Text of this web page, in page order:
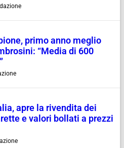
primo anno meglio
“Media di 600
apre la rivendita dei
e valori bollati a prezzi